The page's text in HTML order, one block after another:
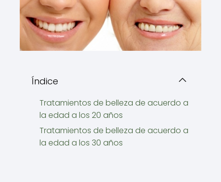
Índice
Tratamientos de belleza de acuerdo a
la edad a los 20 años
Tratamientos de belleza de acuerdo a
la edad a los 30 años